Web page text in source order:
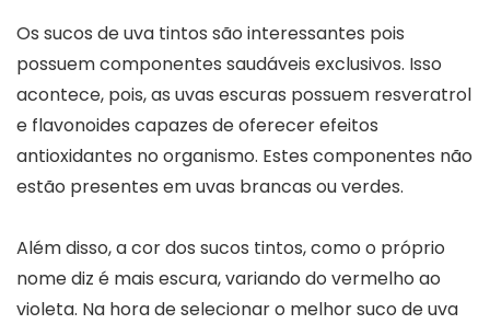
Os sucos de uva tintos são interessantes pois
possuem componentes saudáveis exclusivos. Isso
acontece, pois, as uvas escuras possuem resveratrol
e flavonoides capazes de oferecer efeitos
antioxidantes no organismo. Estes componentes não
estão presentes em uvas brancas ou verdes.
Além disso, a cor dos sucos tintos, como o próprio
nome diz é mais escura, variando do vermelho ao
violeta. Na hora de selecionar o melhor suco de uva